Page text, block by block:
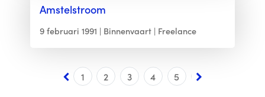
Amstelstroom
9 februari 1991 Binnenvaart Freelance
1 2 3 4 5 6